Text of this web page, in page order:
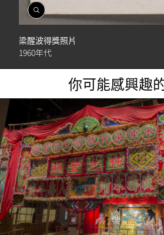
開
啟
相
簿
梁醒波得獎照片
1960年代
你可能感興趣